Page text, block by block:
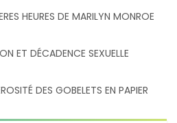
HEURES DE MARILYN MONROE
ET DÉCADENCE SEXUELLE
DES GOBELETS EN PAPIER